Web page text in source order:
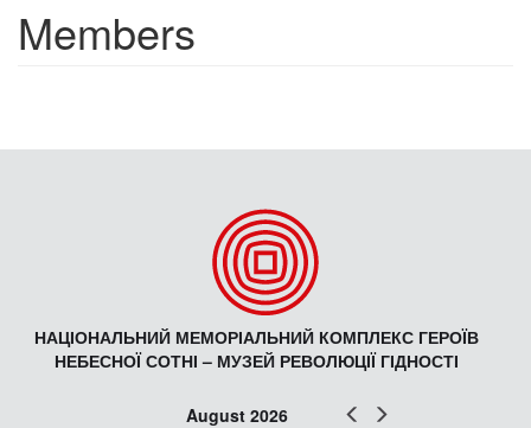
Members
НАЦІОНАЛЬНИЙ МЕМОРІАЛЬНИЙ КОМПЛЕКС ГЕРОЇВ
НЕБЕСНОЇ СОТНІ – МУЗЕЙ РЕВОЛЮЦІЇ ГІДНОСТІ
Prev
August 2026